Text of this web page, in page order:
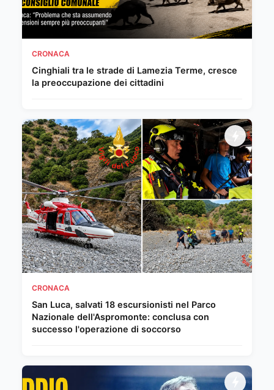
CRONACA
Cinghiali tra le strade di Lamezia Terme, cresce
la preoccupazione dei cittadini
CRONACA
San Luca, salvati 18 escursionisti nel Parco
Nazionale dell'Aspromonte: conclusa con
successo l'operazione di soccorso